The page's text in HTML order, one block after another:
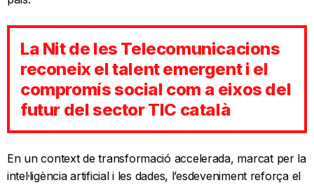
La Nit de les Telecomunicacions
reconeix el talent emergent i el
compromís social com a eixos del
futur del sector TIC català
En un context de transformació accelerada, marcat per la
intel·ligència artificial i les dades, l’esdeveniment reforça el